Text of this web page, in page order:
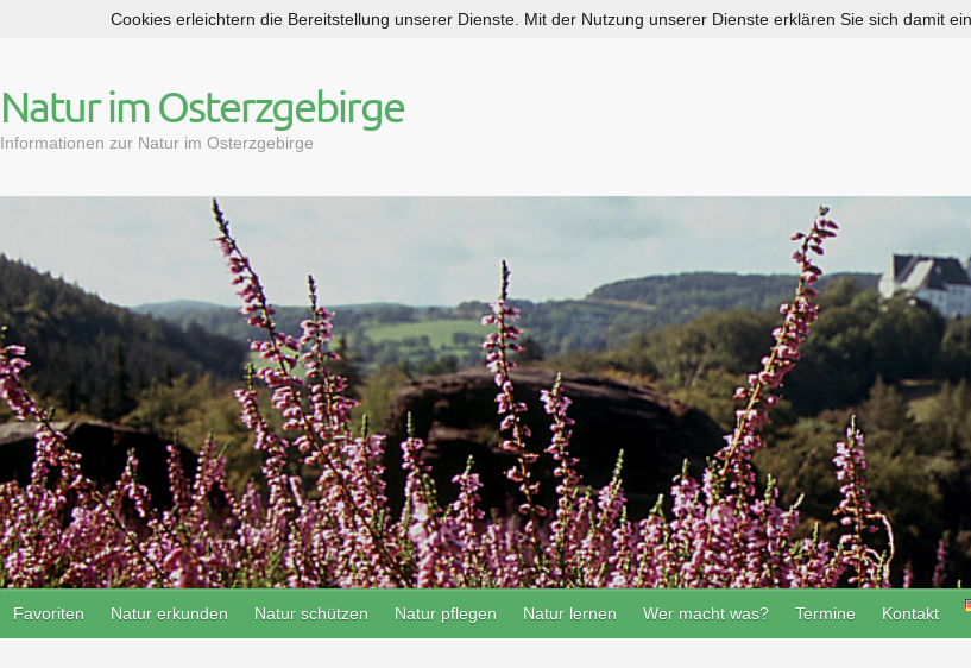
p
t
c
n
n
t
Natur im Osterzgebirge
Informationen zur Natur im Osterzgebirge
Favoriten Natur erkunden Natur schützen Natur pflegen Natur lernen Wer macht was? Termine Kontakt
Cookies erleichtern die Bereitstellung unserer Dienste. Mit der Nutzung unserer Dienste erklären Sie sich damit